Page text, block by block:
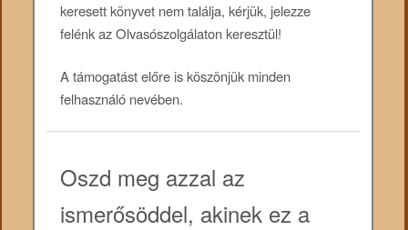
keresett könyvet nem találja, kérjük, jelezze
felénk az Olvasószolgálaton keresztül!
A támogatást előre is köszönjük minden
felhasználó nevében.
Oszd meg azzal az
ismerősöddel, akinek ez a